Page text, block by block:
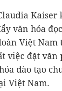
Kaiser
văn hóa
Việt Nam
việc đặt văn
đào tạo
Việt Nam.